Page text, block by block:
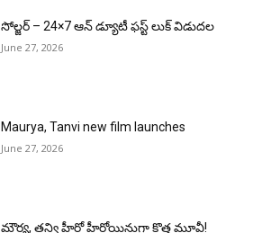
సోల్జర్ – 24×7 ఆన్ డ్యూటీ ఫస్ట్ లుక్ విడుదల
June 27, 2026
Maurya, Tanvi new film launches
June 27, 2026
మౌర్య‌, త‌న్వి హీరో హీరోయిన్లుగా కొత్త మూవీ!